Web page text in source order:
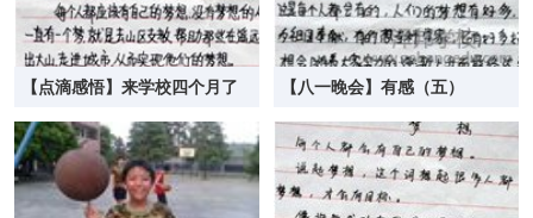
【点滴感悟】来学校四个月了 【八一晚会】有感（五）